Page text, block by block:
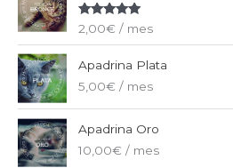
Valorado
con
2,00€ / mes
Apadrina Plata
5,00€ / mes
Apadrina Oro
10,00€ / mes